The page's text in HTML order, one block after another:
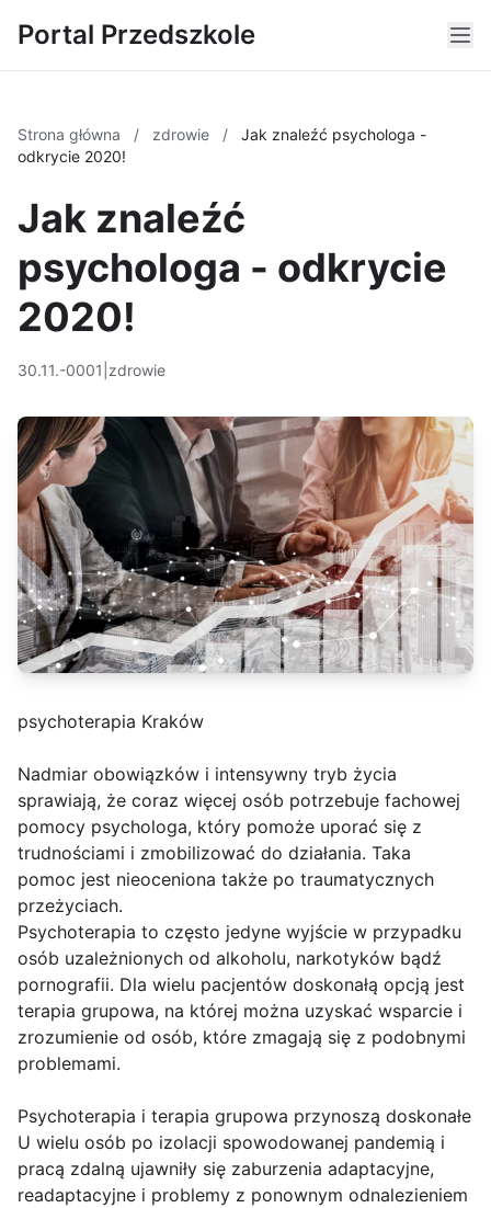
Portal Przedszkole
Strona główna / zdrowie /
Jak znaleźć psychologa -
odkrycie 2020!
Jak znaleźć
psychologa - odkrycie
2020!
30.11.-0001 zdrowie
psychoterapia Kraków
Nadmiar obowiązków i intensywny tryb życia
sprawiają, że coraz więcej osób potrzebuje fachowej
pomocy psychologa, który pomoże uporać się z
trudnościami i zmobilizować do działania. Taka
pomoc jest nieoceniona także po traumatycznych
przeżyciach.
Psychoterapia to często jedyne wyjście w przypadku
osób uzależnionych od alkoholu, narkotyków bądź
pornografii. Dla wielu pacjentów doskonałą opcją jest
terapia grupowa, na której można uzyskać wsparcie i
zrozumienie od osób, które zmagają się z podobnymi
problemami.
Psychoterapia i terapia grupowa przynoszą doskonałe
U wielu osób po izolacji spowodowanej pandemią i
pracą zdalną ujawniły się zaburzenia adaptacyjne,
readaptacyjne i problemy z ponownym odnalezieniem